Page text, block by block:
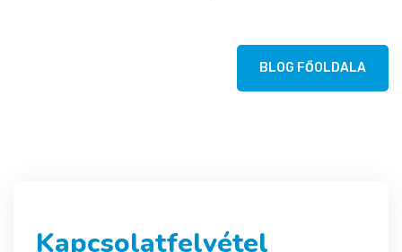
BLOG FŐOLDALA
Kapcsolatfelvétel